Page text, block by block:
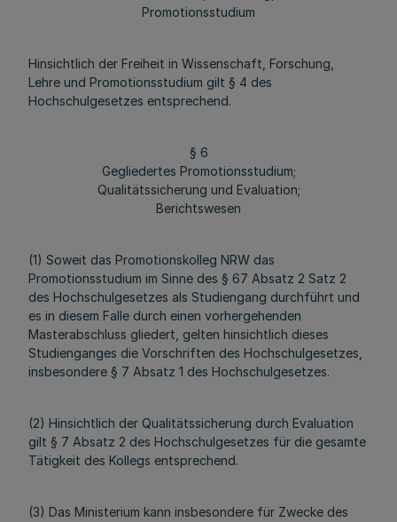
Promotionsstudium
Hinsichtlich der Freiheit in Wissenschaft, Forschung,
Lehre und Promotionsstudium gilt § 4 des
Hochschulgesetzes entsprechend.
§ 6
Gegliedertes Promotionsstudium;
Qualitätssicherung und Evaluation;
Berichtswesen
(1) Soweit das Promotionskolleg NRW das
Promotionsstudium im Sinne des § 67 Absatz 2 Satz 2
des Hochschulgesetzes als Studiengang durchführt und
es in diesem Falle durch einen vorhergehenden
Masterabschluss gliedert, gelten hinsichtlich dieses
Studienganges die Vorschriften des Hochschulgesetzes,
insbesondere § 7 Absatz 1 des Hochschulgesetzes.
(2) Hinsichtlich der Qualitätssicherung durch Evaluation
gilt § 7 Absatz 2 des Hochschulgesetzes für die gesamte
Tätigkeit des Kollegs entsprechend.
(3) Das Ministerium kann insbesondere für Zwecke des